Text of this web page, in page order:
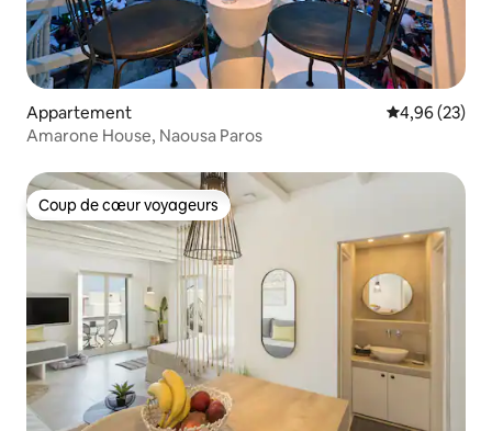
Appartement Évaluation
4,96 (23)
Amarone House, Naousa Paros
Coup de cœur voyageurs
Coup de cœur voyageurs